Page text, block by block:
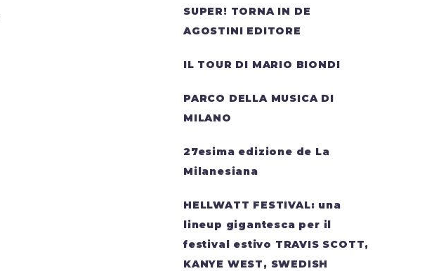
SUPER! TORNA IN DE
AGOSTINI EDITORE
IL TOUR DI MARIO BIONDI
PARCO DELLA MUSICA DI
MILANO
27esima edizione de La
Milanesiana
HELLWATT FESTIVAL: una
lineup gigantesca per il
festival estivo TRAVIS SCOTT,
KANYE WEST, SWEDISH